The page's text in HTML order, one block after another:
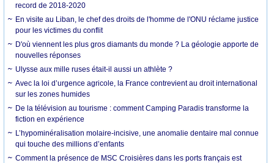
record de 2018-2020
En visite au Liban, le chef des droits de l'homme de l'ONU réclame justice
pour les victimes du conflit
D'où viennent les plus gros diamants du monde ? La géologie apporte de
nouvelles réponses
Ulysse aux mille ruses était-il aussi un athlète ?
Avec la loi d’urgence agricole, la France contrevient au droit international
sur les zones humides
De la télévision au tourisme : comment Camping Paradis transforme la
fiction en expérience
L’hypominéralisation molaire-incisive, une anomalie dentaire mal connue
qui touche des millions d’enfants
Comment la présence de MSC Croisières dans les ports français est